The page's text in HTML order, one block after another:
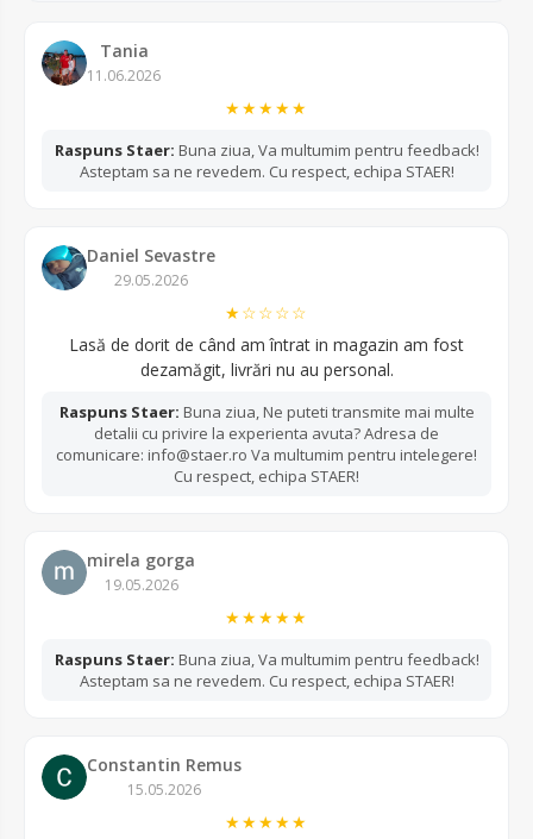
Tania
11.06.2026
★★★★★
Raspuns Staer: Buna ziua, Va multumim pentru feedback!
Asteptam sa ne revedem. Cu respect, echipa STAER!
Daniel Sevastre
29.05.2026
★☆☆☆☆
Lasă de dorit de când am întrat in magazin am fost
dezamăgit, livrări nu au personal.
Raspuns Staer: Buna ziua, Ne puteti transmite mai multe
detalii cu privire la experienta avuta? Adresa de
comunicare: info@staer.ro Va multumim pentru intelegere!
Cu respect, echipa STAER!
mirela gorga
19.05.2026
★★★★★
Raspuns Staer: Buna ziua, Va multumim pentru feedback!
Asteptam sa ne revedem. Cu respect, echipa STAER!
Constantin Remus
15.05.2026
★★★★★